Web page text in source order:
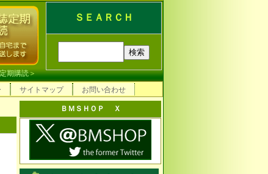
ＳＥＡＲＣＨ
期購読＞
サイトマップ お問い合わせ
ＢＭＳＨＯＰ Ｘ